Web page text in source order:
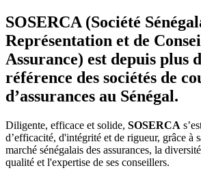
SOSERCA (Société
Représentation et de
Assurance) est depuis plus
référence des sociétés de
d’assurances au Sénégal.
Diligente, efficace et solide, SOSERCA
d’efficacité, d'intégrité et de rigueur, grâce à
marché sénégalais des assurances, la
qualité et l'expertise de ses conseillers.